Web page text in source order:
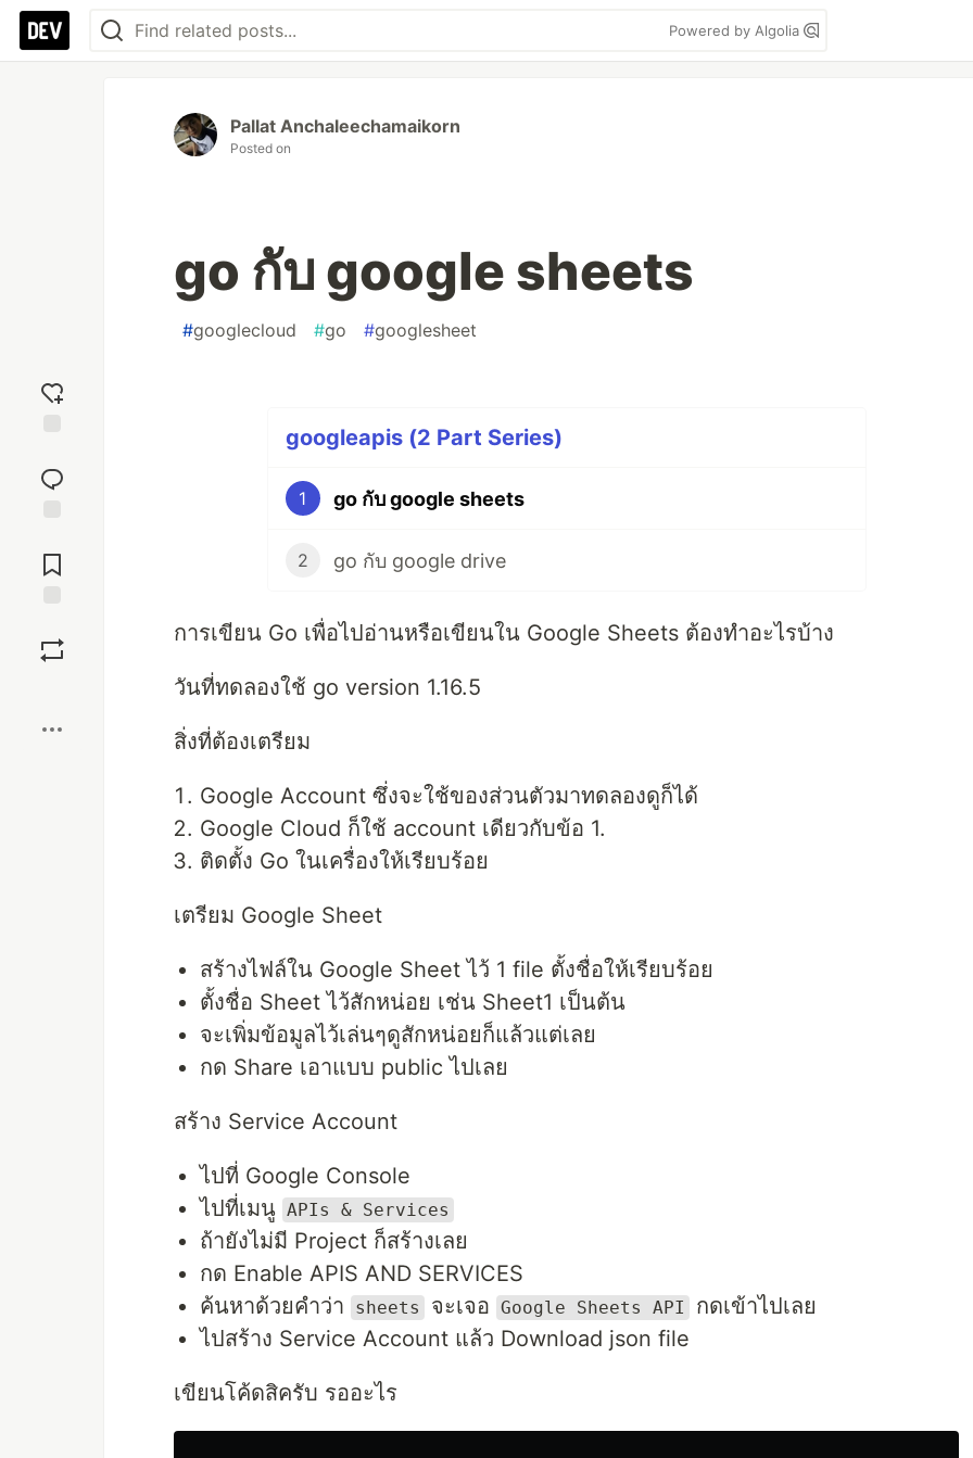
Powered by Algolia
reaction
Comments
Pallat Anchaleechamaikorn
Posted on
go กับ google sheets
#googlecloud #go #googlesheet
googleapis (2 Part Series)
1 go กับ google sheets
2 go กับ google drive
การเขียน Go เพื่อไปอ่านหรือเขียนใน Google Sheets ต้องทำอะไรบ้าง
วันที่ทดลองใช้ go version 1.16.5
สิ่งที่ต้องเตรียม
Google Account ซึ่งจะใช้ของส่วนตัวมาทดลองดูก็ได้
Google Cloud ก็ใช้ account เดียวกับข้อ 1.
ติดตั้ง Go ในเครื่องให้เรียบร้อย
เตรียม Google Sheet
สร้างไฟล์ใน Google Sheet ไว้ 1 file ตั้งชื่อให้เรียบร้อย
ตั้งชื่อ Sheet ไว้สักหน่อย เช่น Sheet1 เป็นต้น
จะเพิ่มข้อมูลไว้เล่นๆดูสักหน่อยก็แล้วแต่เลย
กด Share เอาแบบ public ไปเลย
สร้าง Service Account
ไปที่ Google Console
ไปที่เมนู APIs & Services
ถ้ายังไม่มี Project ก็สร้างเลย
กด Enable APIS AND SERVICES
ค้นหาด้วยคำว่า
sheets จะเจอ Google Sheets API
กดเข้าไปเลย
ไปสร้าง Service Account แล้ว Download json file
เขียนโค้ดสิครับ รออะไร